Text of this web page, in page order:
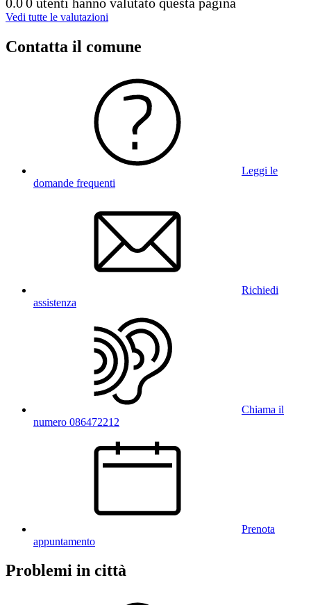
Vedi tutte le valutazioni
Contatta il comune
Leggi le
domande frequenti
Richiedi
assistenza
Chiama il
numero 086472212
Prenota
appuntamento
Problemi in città